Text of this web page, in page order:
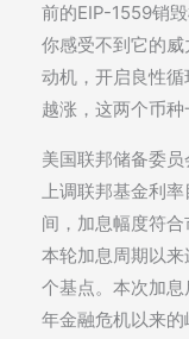
前的EIP-1559销
你感受不到它的
动机，开启良性
越涨，这两个币种
美国联邦储备委
上调联邦基金利
间，加息幅度符
本轮加息周期以
个基点。本次加
年金融危机以来